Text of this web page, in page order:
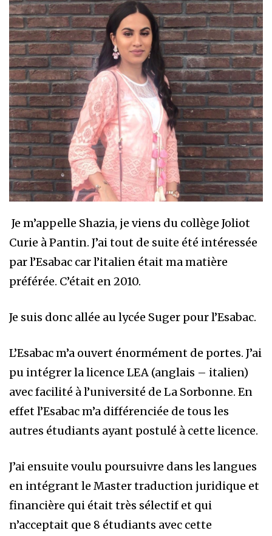
Je m’appelle Shazia, je viens du collège Joliot
Curie à Pantin. J’ai tout de suite été intéressée
par l’Esabac car l’italien était ma matière
préférée. C’était en 2010.
Je suis donc allée au lycée Suger pour l’Esabac.
L’Esabac m’a ouvert énormément de portes. J’ai
pu intégrer la licence LEA (anglais – italien)
avec facilité à l’université de La Sorbonne. En
effet l’Esabac m’a différenciée de tous les
autres étudiants ayant postulé à cette licence.
J’ai ensuite voulu poursuivre dans les langues
en intégrant le Master traduction juridique et
financière qui était très sélectif et qui
n’acceptait que 8 étudiants avec cette